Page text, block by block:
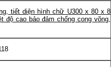
tiết diện hình chữ U300 x 80 x 8
cao bảo đảm chống cong võng,